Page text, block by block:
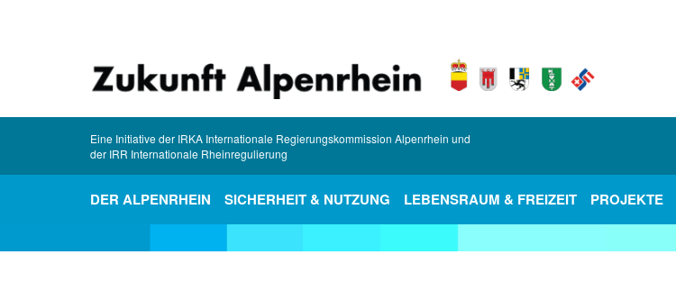
Eine Initiative der IRKA Internationale Regierungskommission Alpenrhein und
der IRR Internationale Rheinregulierung
DER ALPENRHEIN SICHERHEIT & NUTZUNG LEBENSRAUM & FREIZEIT PROJEKTE